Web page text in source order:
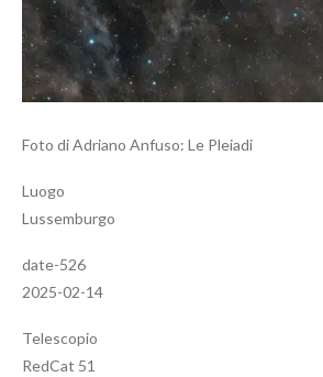
Foto di Adriano Anfuso: Le Pleiadi
Luogo
Lussemburgo
date-526
2025-02-14
Telescopio
RedCat 51